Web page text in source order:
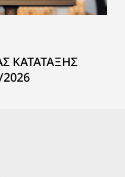
ΚΑΤΑΤΑΞΗΣ